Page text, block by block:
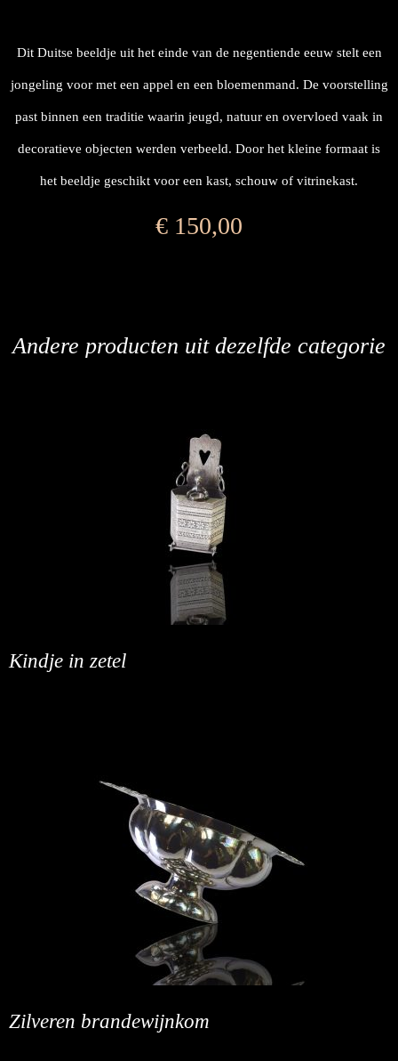
Dit Duitse beeldje uit het einde van de negentiende eeuw stelt een
jongeling voor met een appel en een bloemenmand. De voorstelling
past binnen een traditie waarin jeugd, natuur en overvloed vaak in
decoratieve objecten werden verbeeld. Door het kleine formaat is
het beeldje geschikt voor een kast, schouw of vitrinekast.
€ 150,00
Andere producten uit dezelfde categorie
Kindje in zetel
Zilveren brandewijnkom